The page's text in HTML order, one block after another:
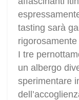
tasting sarà
I tre
un albergo
sperimentare